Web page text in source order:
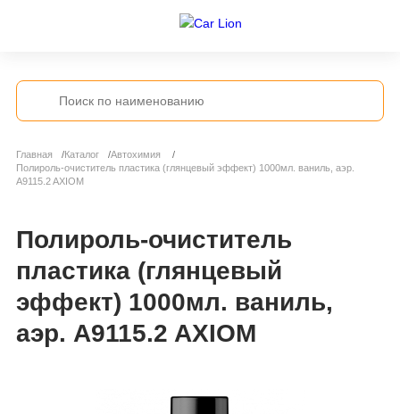
Главная Каталог
Автохимия
Полироль-очиститель пластика (глянцевый эффект) 1000мл. ваниль, аэр.
A9115.2 AXIOM
Полироль-очиститель
пластика (глянцевый
эффект) 1000мл. ваниль,
аэр. A9115.2 AXIOM